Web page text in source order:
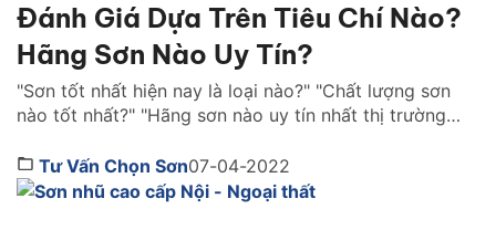
Đánh Giá Dựa Trên Tiêu Chí Nào?
Hãng Sơn Nào Uy Tín?
"Sơn tốt nhất hiện nay là loại nào?" "Chất lượng sơn
nào tốt nhất?" "Hãng sơn nào uy tín nhất thị trường
quan tâm. Cùng Sơn JYMEC tìm hiểu những lời
khuyên hữu ích qua bài viêt dưới đây nhé! Sơn tốt
Tư Vấn Chọn Sơn07-04-2022